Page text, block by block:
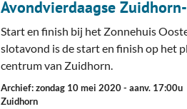
Avondvierdaagse
Start en finish bij het Zonnehuis
slotavond is de start en finish op het
centrum van Zuidhorn.
Archief: zondag 10 mei 2020- aanv. 17:00u
Zuidhorn